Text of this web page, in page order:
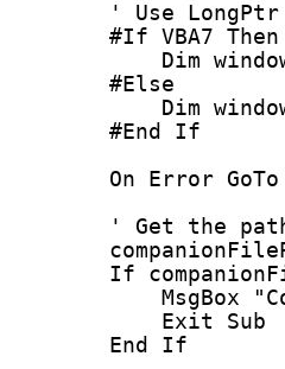
' Use
#If VBA7 Then
Dim
#Else
Dim
#End If
On Error GoTo
' Get the
If
MsgBox
"
Exit Sub
End If